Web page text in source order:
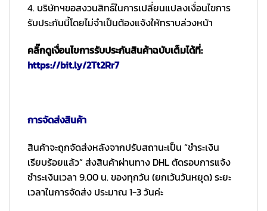
4. บริษัทฯขอสงวนสิทธ์ในการเปลี่ยนแปลงเงื่อนไขการ
รับประกันนี้โดยไม่จำเป็นต้องแจ้งให้ทราบล่วงหน้า
คลิ๊กดูเงื่อนไขการรับประกันสินค้าฉบับเต็มได้ที่:
https://bit.ly/2Tt2Rr7
การจัดส่งสินค้า
สินค้าจะถูกจัดส่งหลังจากปรับสถานะเป็น “ชำระเงิน
เรียบร้อยแล้ว” ส่งสินค้าผ่านทาง DHL ตัดรอบการแจ้ง
ชำระเงินเวลา 9.00 น. ของทุกวัน (ยกเว้นวันหยุด) ระยะ
เวลาในการจัดส่ง ประมาณ 1-3 วันค่ะ